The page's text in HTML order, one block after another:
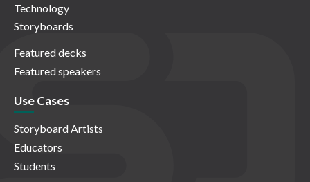
Technology
Storyboards
Featured decks
Featured speakers
Use Cases
Storyboard Artists
Educators
Students